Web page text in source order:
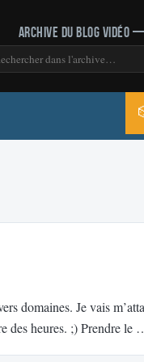
Archive du blog vidéo
domaines. Je vais
des heures. ;) Prendre le